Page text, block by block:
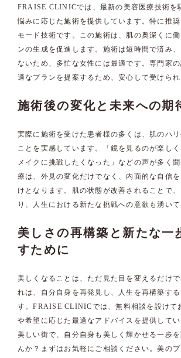
FRAISE CLINICでは、最新の美容医療技術を
悩みに応じた施術を提供しています。特に推
モード技術です。この施術は、肌の奥深くに
ンの生成を促進します。施術は短時間で済み
ないため、多忙な女性には最適です。専門家
適なプランを提案するため、安心して受けられ
施術後の変化と未来への期
実際に施術を受けた患者様の多くは、肌のハ
ことを実感しています。「鏡を見るのが楽し
メイクに挑戦したくなった」などの声が多く
療は、外見の変化だけでなく、内面的な自信
けとなります。肌の状態が改善されることで
り、人生における新たな挑戦への意欲も湧いて
美しさの再構築と新たな一
すために
美しくなることは、ただ見た目を変えるだけ
れは、自分自身を再発見し、人生を再構築する
す。FRAISE CLINICでは、無料相談を設けて
や希望に応じた最適なアドバイスを提供して
美しい街で、自分自身も美しく輝かせる一歩
んか？まずはお気軽にご相談ください。美の